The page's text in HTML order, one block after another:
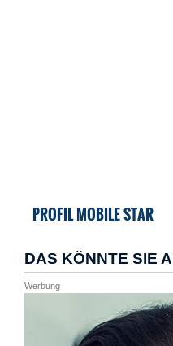
PROFIL MOBILE STAR